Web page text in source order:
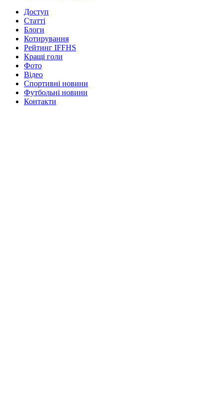
Доступ
Статті
Блоги
Котирування
Рейтинг IFFHS
Кращі голи
Фото
Відео
Спортивні новини
Футбольні новини
Контакти